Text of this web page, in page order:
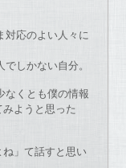
対応のよい人々に
しかない自分。
なくとも僕の情報
ようと思った
」て話すと思い